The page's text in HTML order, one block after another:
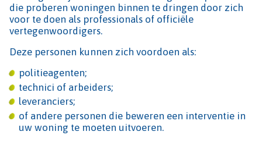
die proberen woningen binnen te dringen door zich
voor te doen als professionals of officiële
vertegenwoordigers.
Deze personen kunnen zich voordoen als:
politieagenten;
technici of arbeiders;
leveranciers;
of andere personen die beweren een interventie in
uw woning te moeten uitvoeren.